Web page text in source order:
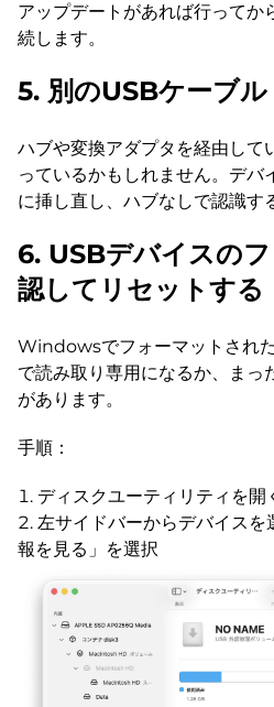
アップデートがあれば行ってか
続します。
5. 別のUSBケーブ
ハブや変換アダプタを経由して
っているかもしれません。デバ
に挿し直し、ハブなしで認識す
6. USBデバイスの
認してリセットする
Windowsでフォーマットされ
で読み取り専用になるか、まっ
があります。
手順：
ディスクユーティリティを開
左サイドバーからデバイス
報を見る」を選択